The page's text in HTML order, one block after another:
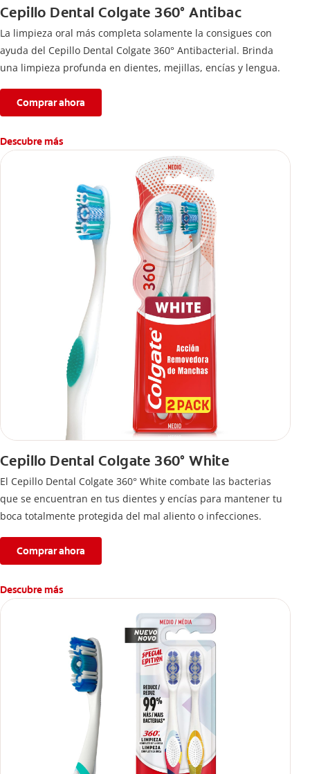
Cepillo Dental Colgate 360° Antibac
La limpieza oral más completa solamente la consigues con
ayuda del Cepillo Dental Colgate 360° Antibacterial. Brinda
una limpieza profunda en dientes, mejillas, encías y lengua.
Comprar ahora
Descubre más
Cepillo Dental Colgate 360° White
El Cepillo Dental Colgate 360° White combate las bacterias
que se encuentran en tus dientes y encías para mantener tu
boca totalmente protegida del mal aliento o infecciones.
Comprar ahora
Descubre más